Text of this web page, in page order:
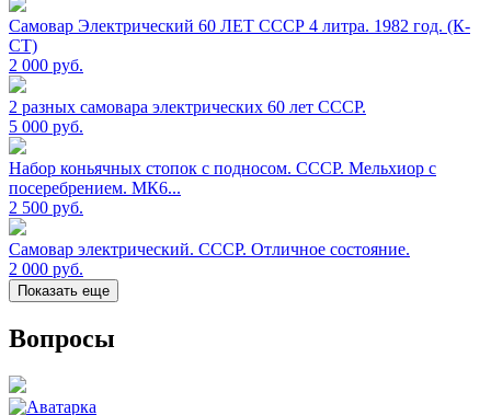
Самовар Электрический 60 ЛЕТ СССР 4 литра. 1982 год. (К-
СТ)
2 000 руб.
2 разных самовара электрических 60 лет СССР.
5 000 руб.
Набор коньячных стопок с подносом. СССР. Мельхиор с
посеребрением. МК6...
2 500 руб.
Самовар электрический. СССР. Отличное состояние.
2 000 руб.
Показать еще
Вопросы